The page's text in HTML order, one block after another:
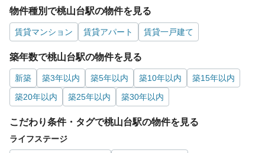
物件種別で桃山台駅の物件を見る
賃貸マンション 賃貸アパート 賃貸一戸建て
築年数で桃山台駅の物件を見る
新築 築3年以内 築5年以内 築10年以内
築15年以内
築20年以内
築25年以内 築30年以内
こだわり条件・タグで桃山台駅の物件を見る
ライフステージ